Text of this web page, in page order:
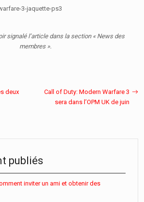
signalé l’article dans la section « News des
membres ».
deux
Call of Duty: Modern Warfare 3
sera dans l’OPM UK de juin
publiés
inviter un ami et obtenir des